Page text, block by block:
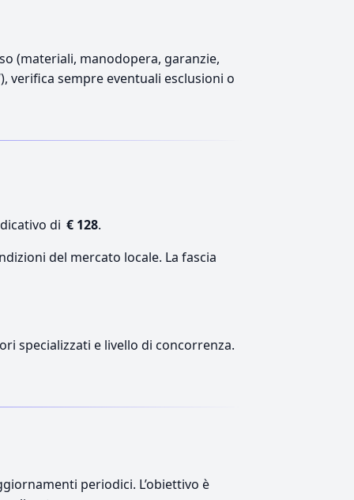
(materiali, manodopera, garanzie,
verifica sempre eventuali esclusioni o
di € 128.
del mercato locale. La fascia
specializzati e livello di concorrenza.
periodici. L’obiettivo è